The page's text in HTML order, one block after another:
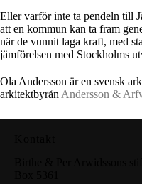
Eller varför inte ta pendeln till
att en kommun kan ta fram
när de vunnit laga kraft, med
jämförelsen med Stockholms
Ola Andersson är en svensk
arkitektbyrån Andersson &